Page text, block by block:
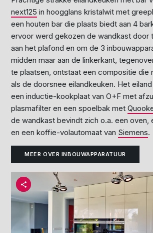
next125 in hoogglans kristalwit met
een houten bar die plaats biedt aan 4
ervoor werd gekozen de wandkast door
aan het plafond en om de 3
midden maar aan de linkerkant,
te plaatsen, ontstaat een compositie die
als de doorsnee eilandkeuken. Het
een inductie-kookplaat van O+F met
plasmafilter en een spoelbak met
de wandkast bevindt zich o.a. een oven,
en een koffie-volautomaat van Siemens.
MEER OVER INBOUWAPPARATUUR